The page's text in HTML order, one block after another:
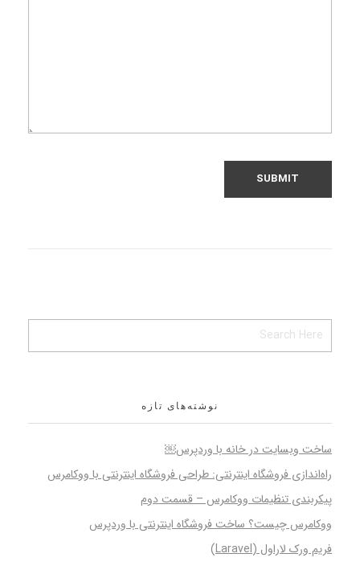
نوشته‌های تازه
ساخت وبسایت در خانه با وردپرس￼
راه‌اندازی فروشگاه اینترنتی: طراحی فروشگاه اینترنتی با ووکامرس
پیکربندی تنظیمات ووکامرس – قسمت دوم
ووکامرس چیست؟ ساخت فروشگاه اینترنتی با وردپرس
فریم ورک لاراول (Laravel)